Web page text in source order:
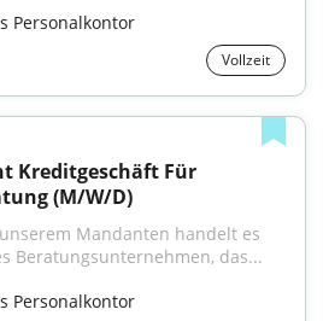
Personalkontor
Vollzeit
Kreditgeschäft Für
(M/W/D)
Mandanten handelt es
Beratungsunternehmen, das...
Personalkontor